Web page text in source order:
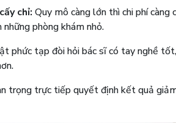
chỉ: Quy mô càng lớn thì chi phí càng
phòng khám nhỏ.
phức tạp đòi hỏi bác sĩ có tay nghề
trọng trực tiếp quyết định kết quả